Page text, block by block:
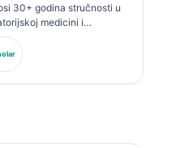
30+ godina stručnosti u
medicini i
predsjednik Njemačkog
specijalizovan je za
standardizaciju